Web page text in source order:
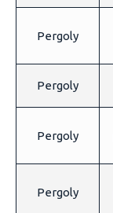
Pergoly
Pergoly
Pergoly
Pergoly